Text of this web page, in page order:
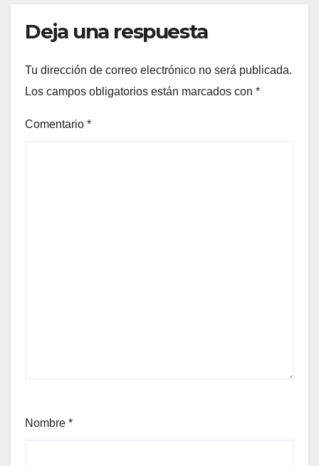
Deja una respuesta
Tu dirección de correo electrónico no será publicada.
Los campos obligatorios están marcados con *
Comentario *
Nombre *